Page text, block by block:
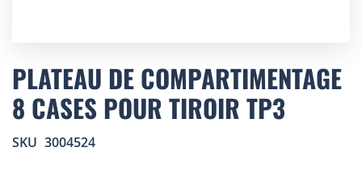
to
the
beginning
of
images
PLATEAU DE COMPARTIMENTAGE
8 CASES POUR TIROIR TP3
SKU 3004524